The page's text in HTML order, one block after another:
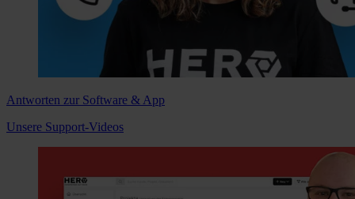
Antworten zur Software & App
Unsere Support-Videos